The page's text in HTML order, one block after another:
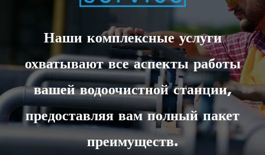
Наши комплексные услуги
охватывают все аспекты работы
вашей водоочистной станции,
предоставляя вам полный пакет
преимуществ.